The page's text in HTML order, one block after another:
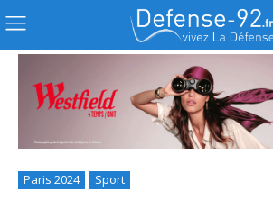
Paris 2024 Sport